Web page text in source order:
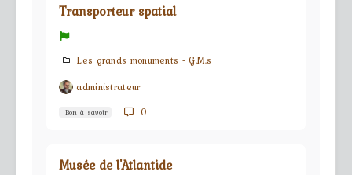
Transporteur spatial
Les grands monuments - G.M.s
administrateur
Bon à savoir 0
Musée de l'Atlantide